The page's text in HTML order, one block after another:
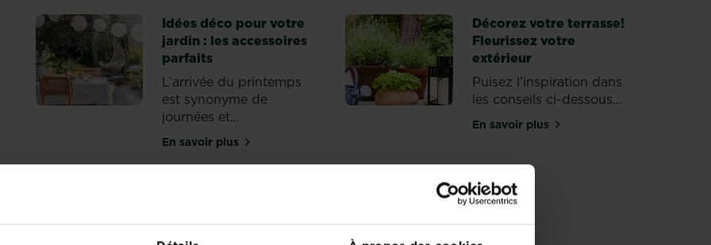
Idées déco pour votre
jardin : les accessoires
parfaits
L’arrivée du printemps
est synonyme de
journées et...
En savoir plussur Idées déco pour votre jardin : les accessoires parfaits
Décorez votre terrasse!
Fleurissez votre
extérieur
Puisez l’inspiration dans
les conseils ci-dessous...
En savoir plussur Décorez votre terrasse!